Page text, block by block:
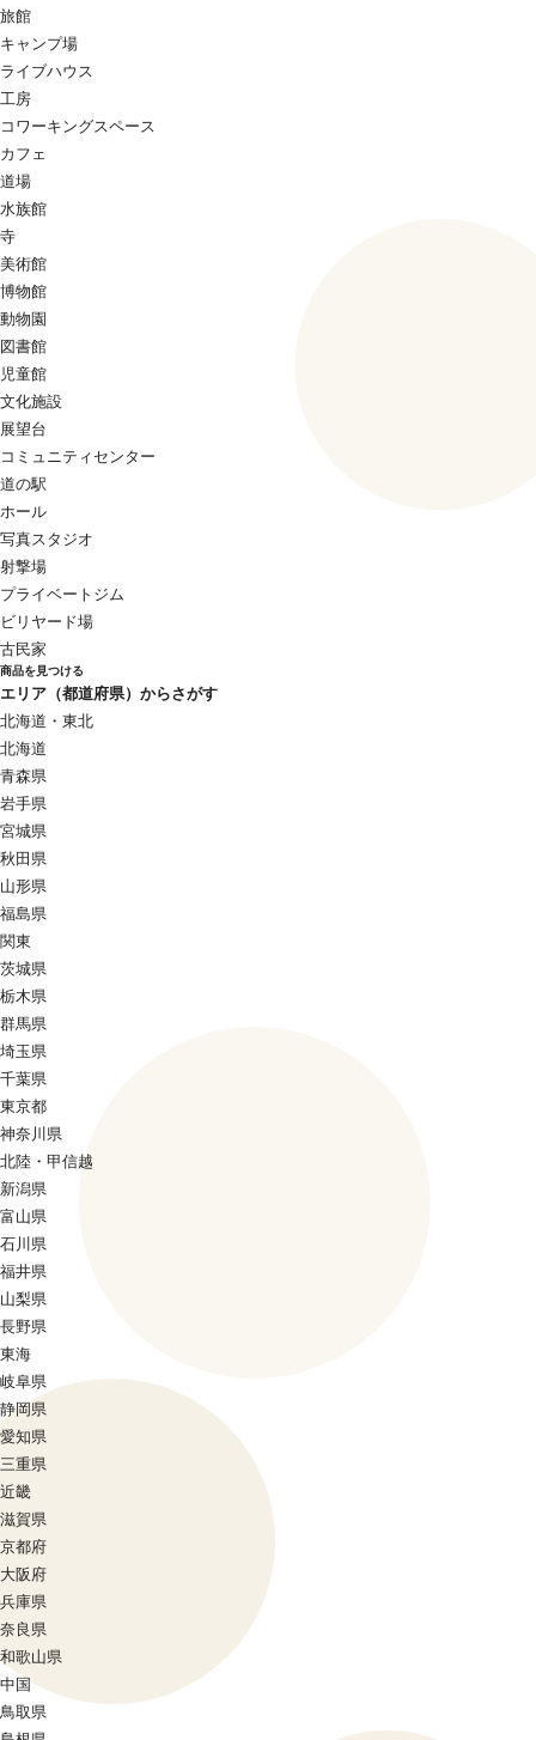
旅館
キャンプ場
ライブハウス
工房
コワーキングスペース
カフェ
道場
水族館
寺
美術館
博物館
動物園
図書館
児童館
文化施設
展望台
コミュニティセンター
道の駅
ホール
写真スタジオ
射撃場
プライベートジム
ビリヤード場
古民家
商品を見つける
エリア（都道府県）からさがす
北海道・東北
北海道
青森県
岩手県
宮城県
秋田県
山形県
福島県
関東
茨城県
栃木県
群馬県
埼玉県
千葉県
東京都
神奈川県
北陸・甲信越
新潟県
富山県
石川県
福井県
山梨県
長野県
東海
岐阜県
静岡県
愛知県
三重県
近畿
滋賀県
京都府
大阪府
兵庫県
奈良県
和歌山県
中国
鳥取県